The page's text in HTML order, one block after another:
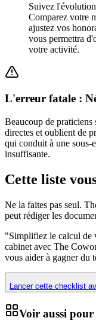
Suivez
Comparez votre
ajustez vos
vous permettra
votre activité.
L'erreur fatale :
Beaucoup de praticiens
directes et oublient de
qui conduit à une sous-
insuffisante.
Cette liste
Ne la faites pas seul.
peut rédiger les
"Simplifiez le calcul de
cabinet avec The
vous aider à gagner du
Lancer cette checklist
Voir aussi pour